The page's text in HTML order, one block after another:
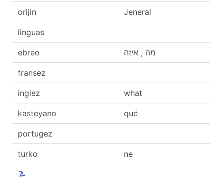
orijin Jeneral
linguas
ebreo מה , איזה
fransez
inglez what
kasteyano qué
portugez
turko ne
📝